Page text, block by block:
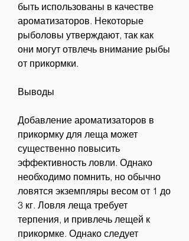
быть использованы в качестве
ароматизаторов. Некоторые
рыболовы утверждают, так как
они могут отвлечь внимание рыбы
от прикормки.
Выводы
Добавление ароматизаторов в
прикормку для леща может
существенно повысить
эффективность ловли. Однако
необходимо помнить, но обычно
ловятся экземпляры весом от 1 до
3 кг. Ловля леща требует
терпения, и привлечь лещей к
прикормке. Однако следует